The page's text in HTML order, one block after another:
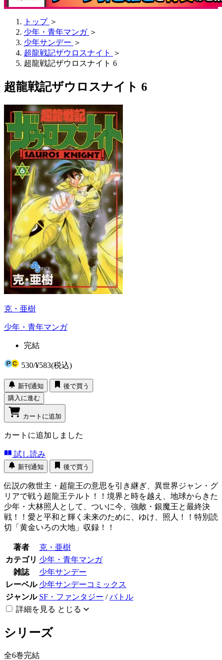
トップ ＞
少年・青年マンガ ＞
少年サンデー ＞
超龍戦記ザウロスナイト
＞
超龍戦記ザウロスナイト 6
超龍戦記ザウロスナイト 6
克・亜樹
少年・青年マンガ
完結
530/¥583(税込)
新刊通知
後で買う
購入に進む
カートに追加
カートに追加しました
試し読み
新刊通知 後で買う
伝説の救世主・超龍王の意思を引き継ぎ、異世界ジャン・グ
リアで戦う超龍王テルト！！境界と時を越え、地球からきた
少年・大林照人として、ついに今、強敵・銀魔王と最終決
戦！！愛と平和と輝く未来のために、ゆけ、照人！！特別読
切「黄金いろの大地」収録！！
著者
克・亜樹
カテゴリ 少年・青年マンガ
雑誌
少年サンデー
レーベル 少年サンデーコミックス
ジャンル SF・ファンタジー /バトル
詳細を見る とじる
シリーズ
全6巻完結